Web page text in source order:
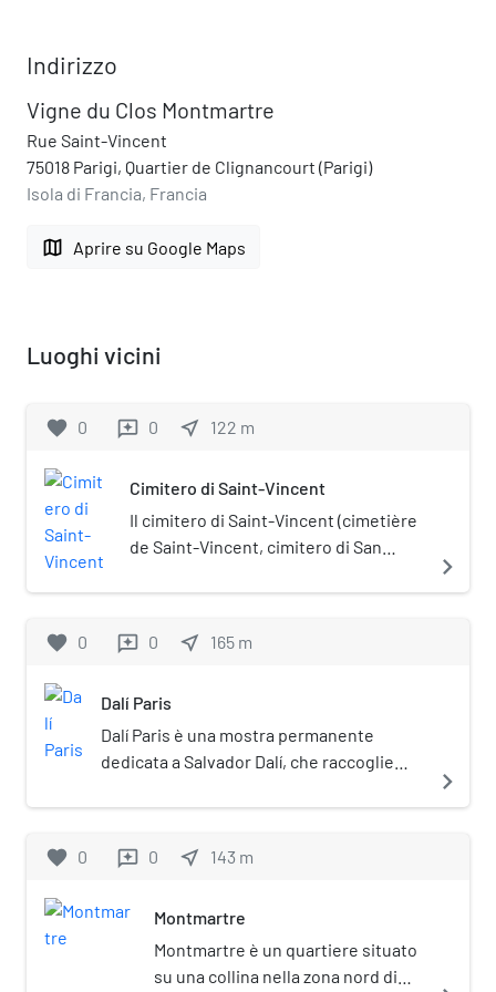
Indirizzo
Vigne du Clos Montmartre
Rue Saint-Vincent
75018 Parigi, Quartier de Clignancourt (Parigi)
Isola di Francia, Francia
map Aprire su Google Maps
Luoghi vicini
favorite 0 reviews 0 near_me 122 m
Cimitero di Saint-Vincent
Il cimitero di Saint-Vincent (cimetière
de Saint-Vincent, cimitero di San
situato in rue Lucien-Gaulard, nel 18º
gennaio 1831. Si tratta di uno dei tre
Montmartre, insieme al cimitero del
Calvaire ed il cimitero di Montmartre.
navigate_next
favorite 0 reviews 0 near_me 165 m
Dalí Paris
Dalí Paris è una mostra permanente
dedicata a Salvador Dalí, che raccoglie
è ubicata nei pressi di Place du Tertre, nel
navigate_next
favorite 0 reviews 0 near_me 143 m
Montmartre
Montmartre è un quartiere situato
su una collina nella zona nord di